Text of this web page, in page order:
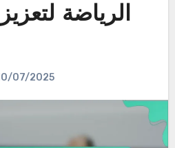
الرياضة لتعزيز
07/2025